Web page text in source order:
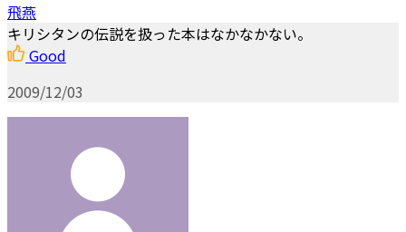
飛燕
キリシタンの伝説を扱った本はなかなかない。
Good
2009/12/03